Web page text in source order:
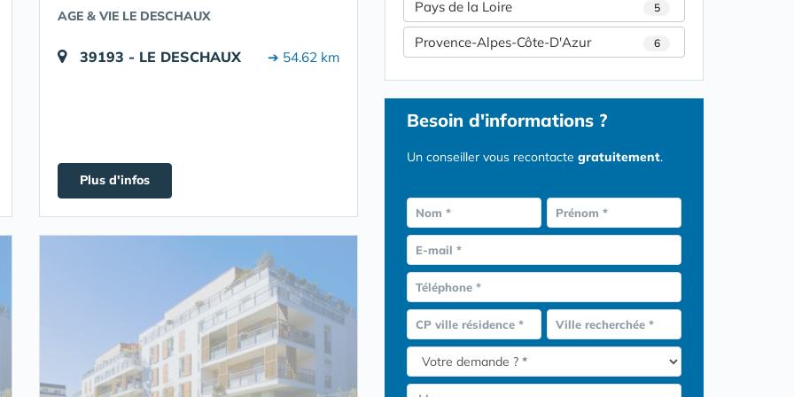
AGE & VIE LE DESCHAUX
39193 - LE DESCHAUX ➔ 54.62 km
Plus d'infos
Pays de la Loire 5
Provence-Alpes-Côte-D'Azur 6
Besoin d'informations ?
Un conseiller vous recontacte gratuitement.
Nom * Prénom *
E-mail *
Téléphone *
CP ville résidence * Ville recherchée *